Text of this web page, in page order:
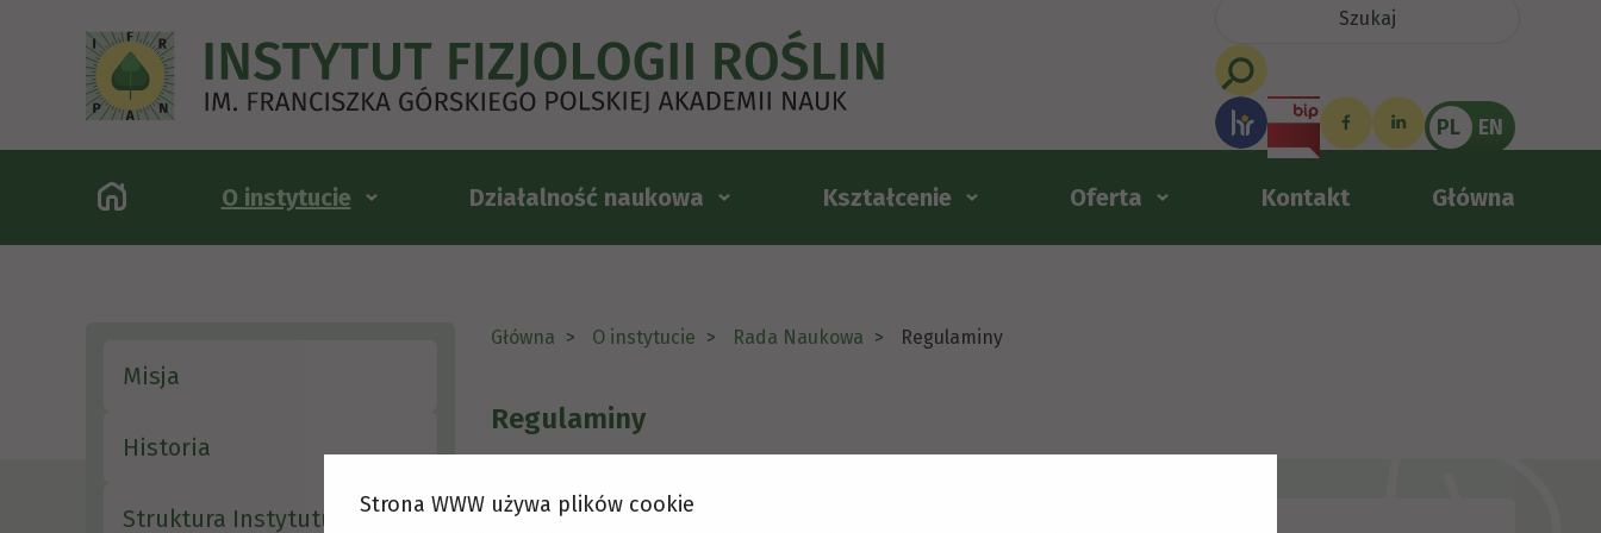
PL EN
O instytucie Działalność naukowa Kształcenie Oferta Kontakt Główna
Misja
Historia
Struktura Instytutu
Główna O instytucie Rada Naukowa Regulaminy
Regulaminy
Strona WWW używa plików cookie